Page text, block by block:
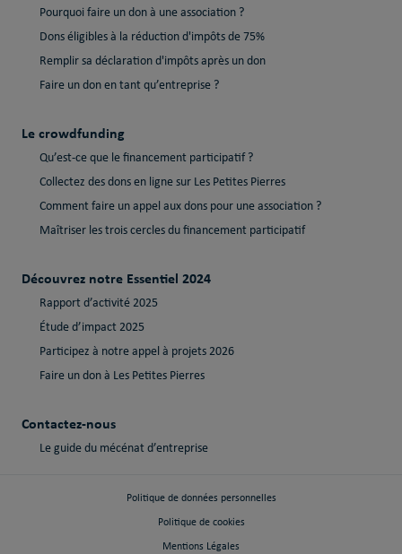
Pourquoi faire un don à une association ?
Dons éligibles à la réduction d'impôts de 75%
Remplir sa déclaration d'impôts après un don
Faire un don en tant qu’entreprise ?
Le crowdfunding
Qu’est-ce que le financement participatif ?
Collectez des dons en ligne sur Les Petites Pierres
Comment faire un appel aux dons pour une association ?
Maîtriser les trois cercles du financement participatif
Découvrez notre Essentiel 2024
Rapport d’activité 2025
Étude d’impact 2025
Participez à notre appel à projets 2026
Faire un don à Les Petites Pierres
Contactez-nous
Le guide du mécénat d’entreprise
Politique de données personnelles
Politique de cookies
Mentions Légales